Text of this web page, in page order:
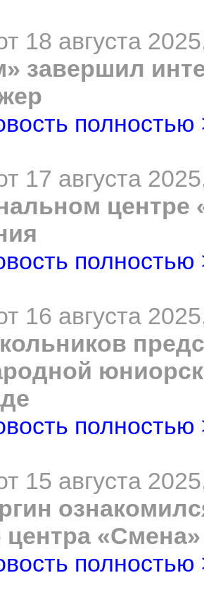
18 августа
завершил
полностью
17 августа
центре
полностью
16 августа
полностью
15 августа
центра «Смена»
полностью